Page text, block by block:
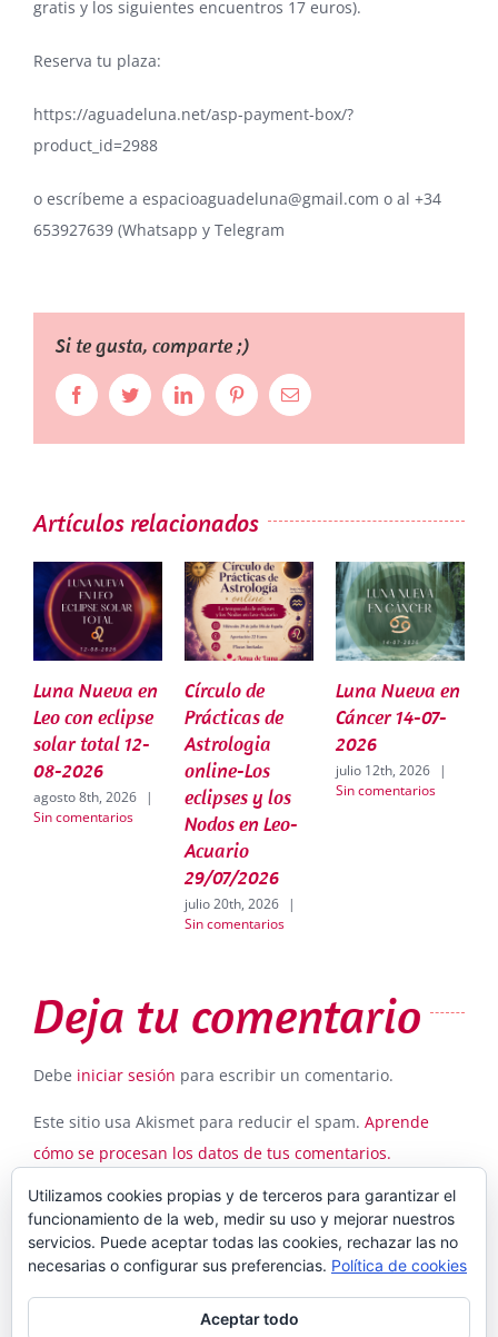
gratis y los siguientes encuentros 17 euros).
Reserva tu plaza:
https://aguadeluna.net/asp-payment-box/?
product_id=2988
o escríbeme a espacioaguadeluna@gmail.com o al +34
653927639 (Whatsapp y Telegram
Si te gusta, comparte ;)
FacebookTwitterLinkedIn PinterestCorreo
electrónico
Artículos relacionados
Luna Nueva en
Leo con eclipse
solar total 12-
08-2026
agosto 8th, 2026
|
Sin comentarios
Círculo de
Prácticas de
Astrologia
online-Los
eclipses y los
Nodos en Leo-
Acuario
29/07/2026
julio 20th, 2026
|
Sin comentarios
Luna Nueva en
Cáncer 14-07-
2026
julio 12th, 2026
|
Sin comentarios
Deja tu comentario
Debe iniciar sesión para escribir un comentario.
Este sitio usa Akismet para reducir el spam. Aprende
cómo se procesan los datos de tus comentarios.
Utilizamos cookies propias y de terceros para garantizar el
funcionamiento de la web, medir su uso y mejorar nuestros
servicios. Puede aceptar todas las cookies, rechazar las no
necesarias o configurar sus preferencias. Política de cookies
Aceptar todo